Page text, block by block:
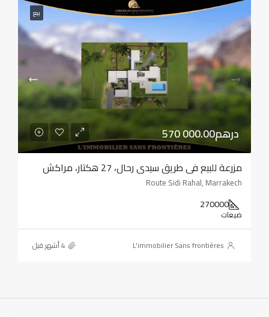
بيع
570 000.00درهم
مزرعة للبيع في طريق سيدي رحال، 27 هكتار، مراكش
Route Sidi Rahal, Marrakech
270000
ضيعات
L'immobilier Sans frontières